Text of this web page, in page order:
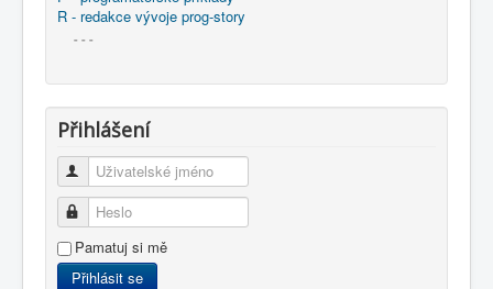
R - redakce vývoje prog-story
- - -
Přihlášení
Uživatelské jméno
Heslo
Pamatuj si mě
Přihlásit se